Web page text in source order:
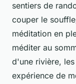
sentiers de
couper le
méditation en
méditer au
d'une rivière,
expérience de